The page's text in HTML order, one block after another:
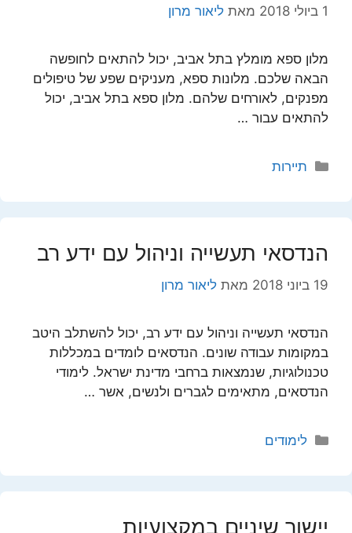
1 ביולי 2018 מאת ליאור מרון
מלון ספא מומלץ בתל אביב, יכול להתאים לחופשה
הבאה שלכם. מלונות ספא, מעניקים שפע של טיפולים
מפנקים, לאורחים שלהם. מלון ספא בתל אביב, יכול
להתאים עבור …
קטגוריות
תיירות
הנדסאי תעשייה וניהול עם ידע רב
19 ביוני 2018 מאת ליאור מרון
הנדסאי תעשייה וניהול עם ידע רב, יכול להשתלב היטב
במקומות עבודה שונים. הנדסאים לומדים במכללות
טכנולוגיות, שנמצאות ברחבי מדינת ישראל. לימודי
הנדסאים, מתאימים לגברים ולנשים, אשר …
קטגוריות
לימודים
יישור שיניים במקצועיות